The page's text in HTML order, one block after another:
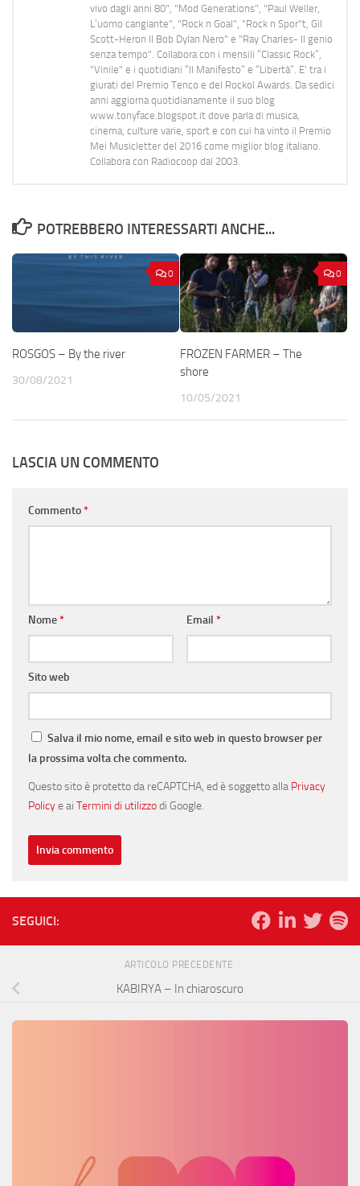
vivo dagli anni 80", "Mod Generations", "Paul Weller,
L’uomo cangiante", "Rock n Goal", "Rock n Spor"t, Gil
Scott-Heron Il Bob Dylan Nero" e "Ray Charles- Il genio
senza tempo". Collabora con i mensili “Classic Rock”,
"Vinile" e i quotidiani “Il Manifesto” e “Libertà”. E' tra i
giurati del Premio Tenco e del Rockol Awards. Da sedici
anni aggiorna quotidianamente il suo blog
www.tonyface.blogspot.it dove parla di musica,
cinema, culture varie, sport e con cui ha vinto il Premio
Mei Musicletter del 2016 come miglior blog italiano.
Collabora con Radiocoop dal 2003.
POTREBBERO INTERESSARTI ANCHE...
0
ROSGOS – By the river
30/08/2021
0
FROZEN FARMER – The
shore
10/05/2021
LASCIA UN COMMENTO
Commento*
Nome* Email *
Sito web
Salva il mio nome, email e sito web in questo browser per
la prossima volta che commento.
Questo sito è protetto da reCAPTCHA, ed è soggetto alla Privacy
Policye ai Termini di utilizzodi Google.
SEGUICI:
ARTICOLO PRECEDENTE
KABIRYA – In chiaroscuro